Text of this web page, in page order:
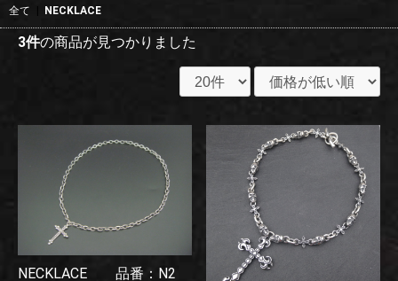
全て NECKLACE
3件の商品が見つかりました
NECKLACE 品番：N2